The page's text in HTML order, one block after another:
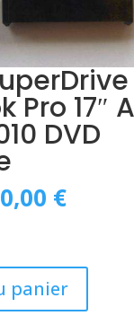
Pro 17″
DVD
:
€.
€Le
prix
est :
10,00
panier